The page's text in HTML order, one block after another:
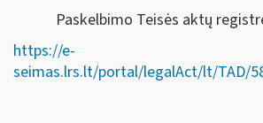
Paskelbimo Teisės aktų
https://e-
seimas.lrs.lt/portal/legalAct/lt/TAD/